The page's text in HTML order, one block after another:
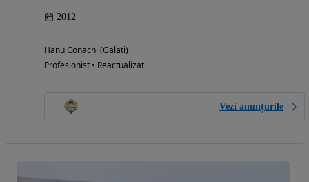
2012
Hanu Conachi (Galati)
Profesionist • Reactualizat
Vezi anunțurile